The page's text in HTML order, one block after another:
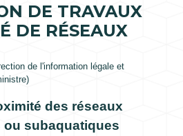
DE TRAVAUX
DE RÉSEAUX
de l'information légale et
des réseaux
ou subaquatiques